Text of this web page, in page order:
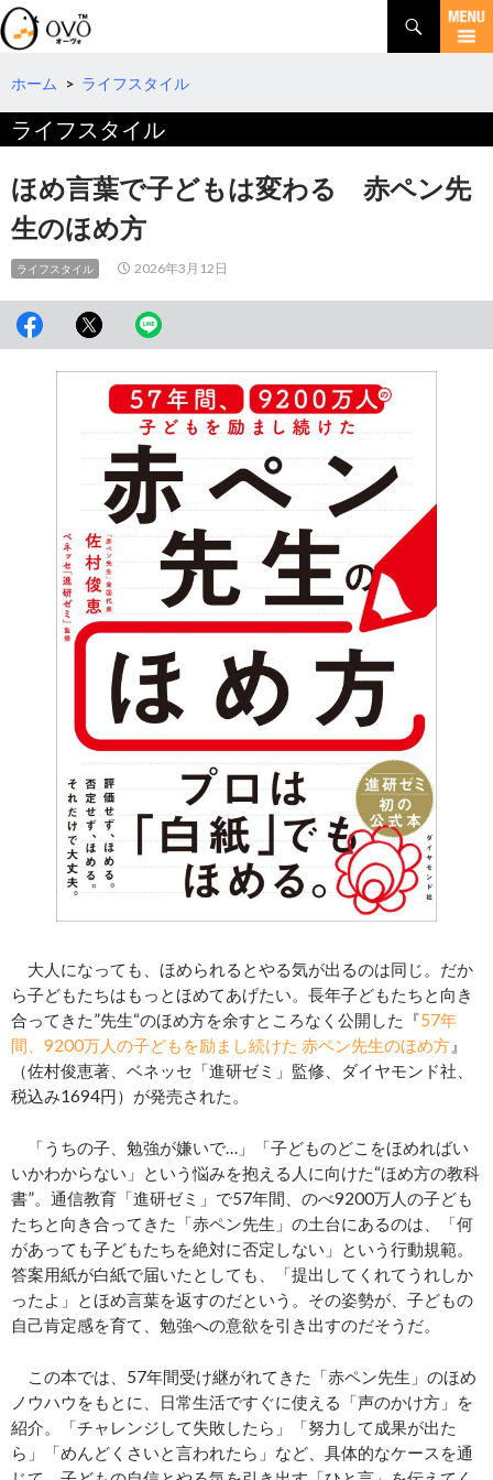
検
索
コ
テ
ツ
へ
動
ホーム > ライフスタイル
ライフスタイル
ほめ言葉で子どもは変わる 赤ペン先
生のほめ方
ライフスタイル 2026年3月12日
大人になっても、ほめられるとやる気が出るのは同じ。だか
ら子どもたちはもっとほめてあげたい。長年子どもたちと向き
合ってきた”先生“のほめ方を余すところなく公開した『57年
間、9200万人の子どもを励まし続けた 赤ペン先生のほめ方 』
（佐村俊恵著、ベネッセ「進研ゼミ」監修、ダイヤモンド社、
税込み1694円）が発売された。
「うちの子、勉強が嫌いで…」「子どものどこをほめればい
いかわからない」という悩みを抱える人に向けた“ほめ方の教科
書”。通信教育「進研ゼミ」で57年間、のべ9200万人の子ども
たちと向き合ってきた「赤ペン先生」の土台にあるのは、「何
があっても子どもたちを絶対に否定しない」という行動規範。
答案用紙が白紙で届いたとしても、「提出してくれてうれしか
ったよ」とほめ言葉を返すのだという。その姿勢が、子どもの
自己肯定感を育て、勉強への意欲を引き出すのだそうだ。
この本では、57年間受け継がれてきた「赤ペン先生」のほめ
ノウハウをもとに、日常生活ですぐに使える「声のかけ方」を
紹介。「チャレンジして失敗したら」「努力して成果が出た
ら」「めんどくさいと言われたら」など、具体的なケースを通